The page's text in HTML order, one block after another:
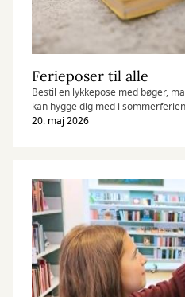
Ferieposer til alle
Bestil en lykkepose med bøger,
kan hygge dig med i
20. maj 2026